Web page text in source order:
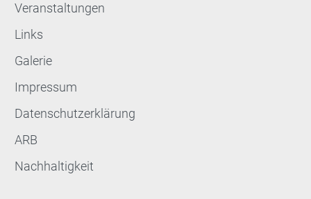
Veranstaltungen
Links
Galerie
Impressum
Datenschutzerklärung
ARB
Nachhaltigkeit